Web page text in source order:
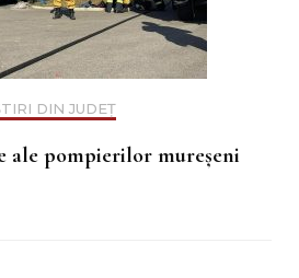
DIN JUDEȚ
ale pompierilor mureșeni